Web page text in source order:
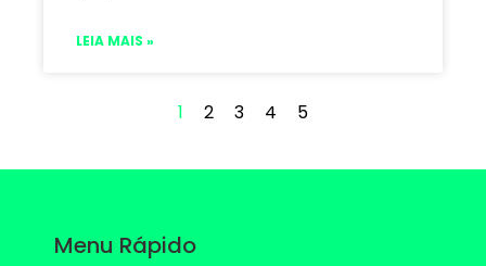
LEIA MAIS »
1 2 3 4 5
Menu Rápido